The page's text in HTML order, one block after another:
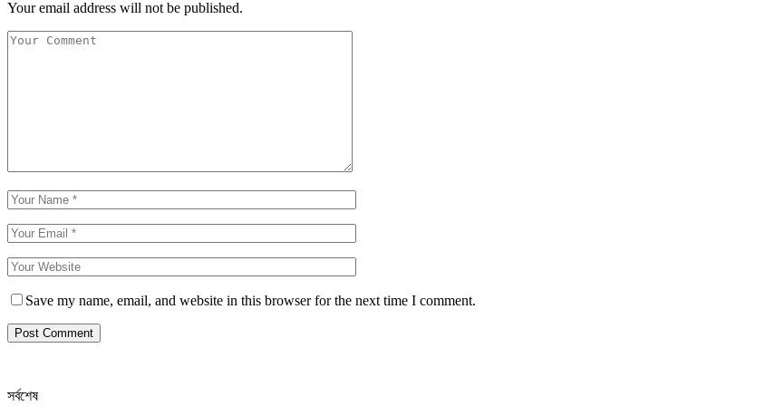
Your email address will not be published.
Save my name, email, and website in this browser for the next time I comment.
সর্বশেষ